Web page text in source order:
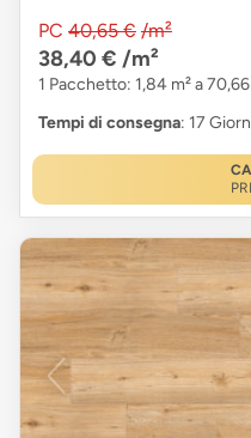
PC 40,65 € /m²
38,40 € /m²
1 Pacchetto: 1,84 m² a
Tempi di consegna: 17